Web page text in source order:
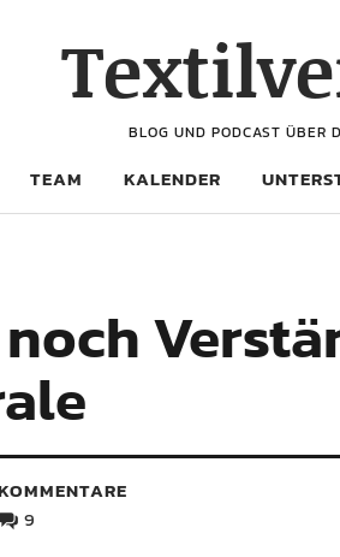
BLOG UND PODCAST ÜBER
TEAM KALENDER
9